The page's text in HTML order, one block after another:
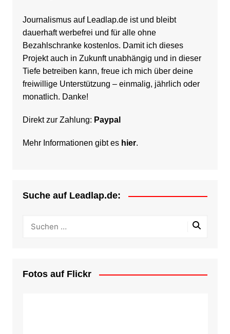
Journalismus auf Leadlap.de ist und bleibt
dauerhaft werbefrei und für alle ohne
Bezahlschranke kostenlos. Damit ich dieses
Projekt auch in Zukunft unabhängig und in dieser
Tiefe betreiben kann, freue ich mich über deine
freiwillige Unterstützung – einmalig, jährlich oder
monatlich. Danke!
Direkt zur Zahlung: Paypal
Mehr Informationen gibt es hier.
Suche auf Leadlap.de:
Fotos auf Flickr